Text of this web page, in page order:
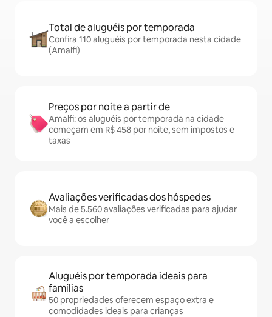
Total de aluguéis por temporada
Confira 110 aluguéis por temporada nesta cidade
(Amalfi)
Preços por noite a partir de
Amalfi: os aluguéis por temporada na cidade
começam em R$ 458 por noite, sem impostos e
taxas
Avaliações verificadas dos hóspedes
Mais de 5.560 avaliações verificadas para ajudar
você a escolher
Aluguéis por temporada ideais para
famílias
50 propriedades oferecem espaço extra e
comodidades ideais para crianças